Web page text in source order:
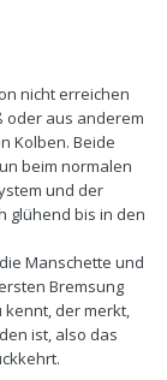
nicht erreichen
oder aus anderem
Kolben. Beide
beim normalen
und der
glühend bis in den
Manschette und
Bremsung
kennt, der merkt,
ist, also das